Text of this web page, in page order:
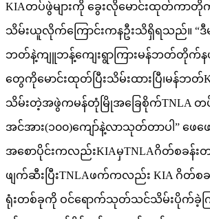
KIAတပ်ဖွဲများကို ခွေးလိုမောင်းထုတ်ကာ
သိမ်းယူလိုက်ကြောင်းကနဦးသိရှိရသည်။ “ဒီမ
ဘတ်နဲ့ကျူဘန့်ကျေးရွာကြားမန်ဘတ်တိုက်န
တွေကိုမောင်းထုတ်ပြီးသိမ်းထားပြီ၊မန်ဘ
သိမ်းတဲ့အဖွဲကမန်တုံမြိုအခြေစိုက်TNLA တပ်
အင်အား(၁၀၀)ကျော်နဲ့လာသုတ်တာပါ” ဖေဖ
အစောပိုင်းကလည်းKIAမှTNLAဂိတ်စခန်း
ဖျက်ဆီးပြီးTNLAဖက်ကလည်း KIA ဂိတ်စ
ရုံးတစ်ခုကို ဝင်ရောက်သုတ်သင်သိမ်းပိုက်ခဲ့